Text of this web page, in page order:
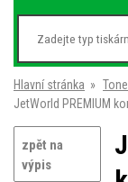
Hlavní stránka »
JetWorld PREMIUM
zpět na
výpis